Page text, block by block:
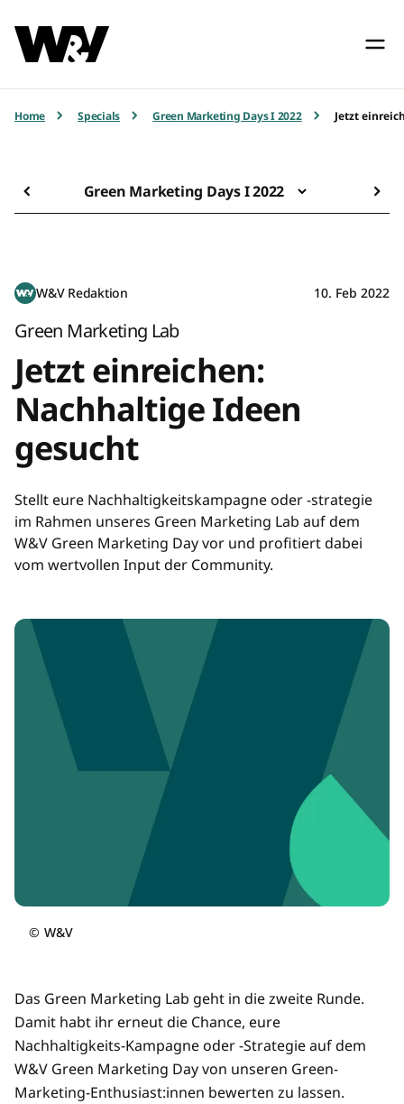
Home Specials Green Marketing Days I 2022 Jetzt
Green Marketing Days I 2022
W&V Redaktion 10. Feb 2022
Green Marketing Lab
Jetzt einreichen:
Nachhaltige Ideen
gesucht
Stellt eure Nachhaltigkeitskampagne oder -strategie
im Rahmen unseres Green Marketing Lab auf dem
W&V Green Marketing Day vor und profitiert dabei
vom wertvollen Input der Community.
© W&V
Das Green Marketing Lab geht in die zweite Runde.
Damit habt ihr erneut die Chance, eure
Nachhaltigkeits-Kampagne oder -Strategie auf dem
W&V Green Marketing Day von unseren Green-
Marketing-Enthusiast:innen bewerten zu lassen.